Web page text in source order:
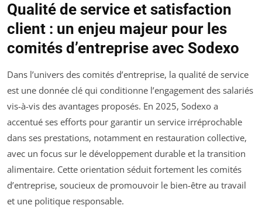
Qualité de service et satisfaction
client : un enjeu majeur pour les
comités d’entreprise avec Sodexo
Dans l’univers des comités d’entreprise, la qualité de service
est une donnée clé qui conditionne l’engagement des salariés
vis-à-vis des avantages proposés. En 2025, Sodexo a
accentué ses efforts pour garantir un service irréprochable
dans ses prestations, notamment en restauration collective,
avec un focus sur le développement durable et la transition
alimentaire. Cette orientation séduit fortement les comités
d’entreprise, soucieux de promouvoir le bien-être au travail
et une politique responsable.